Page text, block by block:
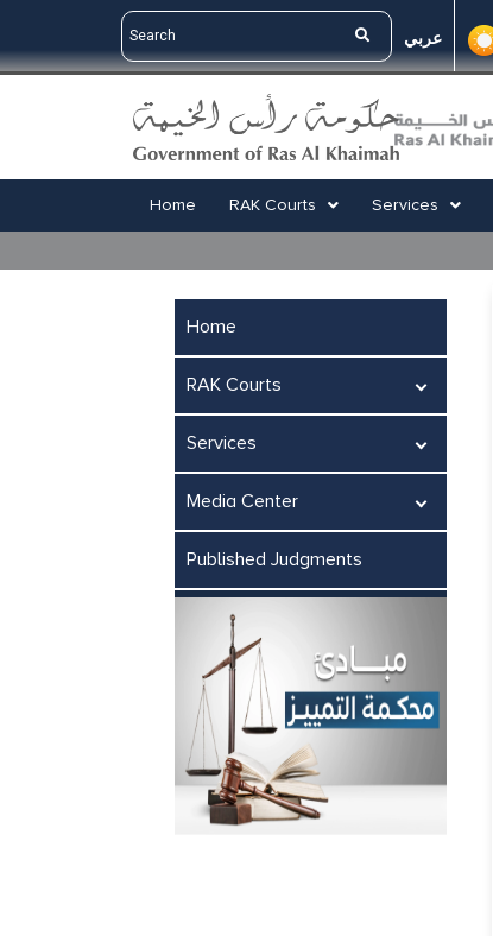
عربي
Home RAK Courts Services
Home
RAK Courts
Services
Media Center
Published Judgments